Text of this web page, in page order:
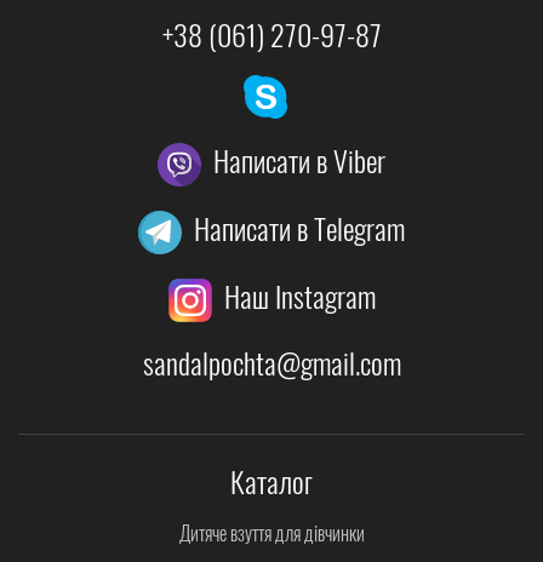
+38 (061) 270-97-87
Написати в Viber
Написати в Telegram
Наш Instagram
sandalpochta@gmail.com
Каталог
Дитяче взуття для дівчинки